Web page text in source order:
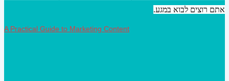
אתם רוצים לבוא במגע.
A Practical Guide to Marketing Content